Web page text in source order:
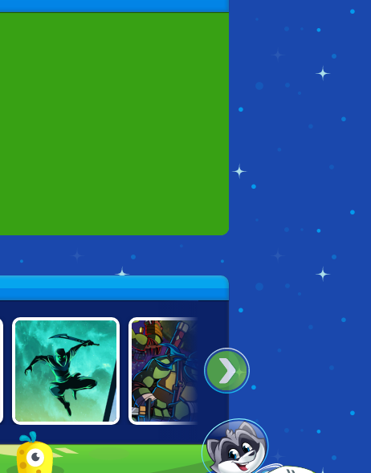
LEGO NINJAGO:
MASTER CHEN'S
LABYRINTH
NINJA TURTLES
VS POWER
RANGERS
SHADOW NINJA
REVENGE